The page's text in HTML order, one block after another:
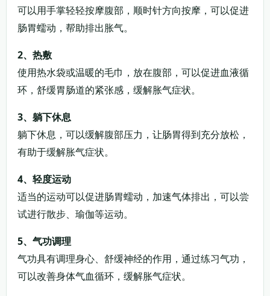
可以用手掌轻轻按摩腹部，顺时针方向按摩，可以促进
肠胃蠕动，帮助排出胀气。
2、热敷
使用热水袋或温暖的毛巾，放在腹部，可以促进血液循
环，舒缓胃肠道的紧张感，缓解胀气症状。
3、躺下休息
躺下休息，可以缓解腹部压力，让肠胃得到充分放松，
有助于缓解胀气症状。
4、轻度运动
适当的运动可以促进肠胃蠕动，加速气体排出，可以尝
试进行散步、瑜伽等运动。
5、气功调理
气功具有调理身心、舒缓神经的作用，通过练习气功，
可以改善身体气血循环，缓解胀气症状。